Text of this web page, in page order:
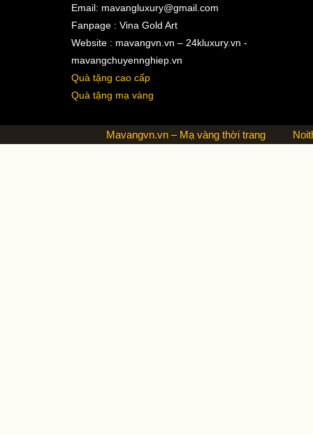
Email: mavangluxury@gmail.com
Fanpage : Vina Gold Art
Website : mavangvn.vn – 24kluxury.vn -
mavangchuyennghiep.vn
Quà tặng cao cấp
Quà tặng mạ vàng
Mavangvn.vn – Mạ vàng thời trang